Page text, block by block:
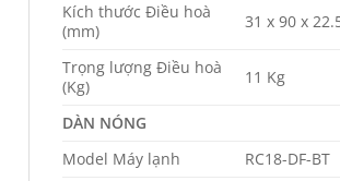
Kích thước Điều hoà
(mm)
31 x 90 x
Trọng lượng Điều hoà
(Kg)
11 Kg
DÀN NÓNG
Model Máy lạnh
RC18-DF-BT